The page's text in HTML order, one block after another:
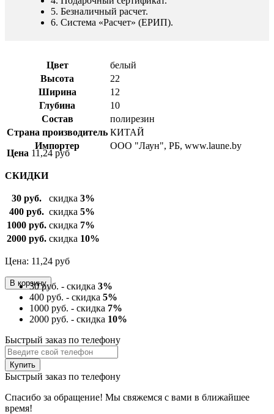
5. Безналичный расчет.
6. Система «Расчет» (ЕРИП).
Цвет
белый
Высота
22
Ширина
12
Глубина
10
Состав
полирезин
Страна производитель КИТАЙ
Импортер
ООО "Лаун", РБ, www.laune.by
Цена 11,24 руб
СКИДКИ
30 руб. скидка 3%
400 руб. скидка 5%
1000 руб. скидка 7%
2000 руб. скидка 10%
Цена: 11,24 руб
30 руб. - скидка 3%
400 руб. - скидка 5%
1000 руб. - скидка 7%
2000 руб. - скидка 10%
Быстрый заказ по телефону
Быстрый заказ по телефону
Спасибо за обращение! Мы свяжемся с вами в ближайшее
время!